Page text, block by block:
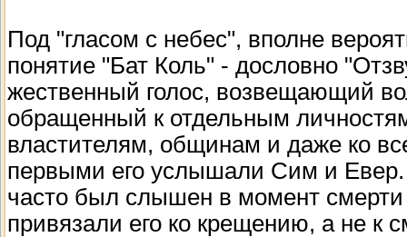
Под "гласом с небес", вполне
понятие "Бат Коль" - дословно
жественный голос, возвещающий
обращенный к отдельным
властителям, общинам и даже ко
первыми его услышали Сим и Евер.
часто был слышен в момент смерти
привязали его ко крещению, а не к